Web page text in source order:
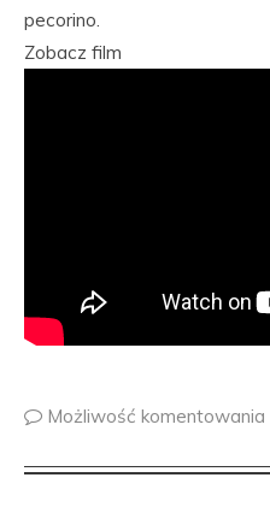
pecorino.
Zobacz film
Możliwość komentowania